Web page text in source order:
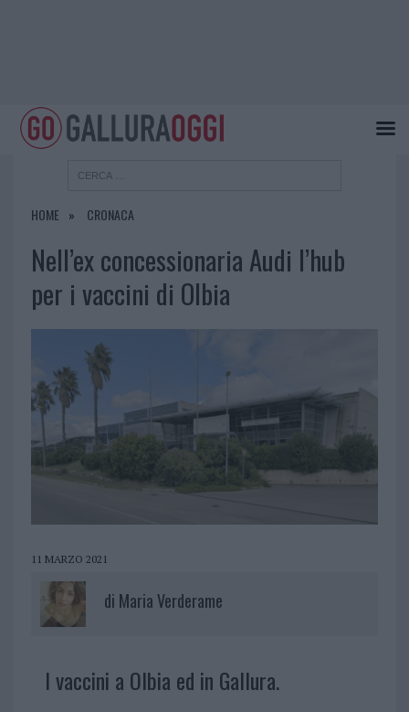
HOME CRONACA
Nell’ex concessionaria Audi l’hub
per i vaccini di Olbia
11 MARZO 2021
di Maria Verderame
I vaccini a Olbia ed in Gallura.